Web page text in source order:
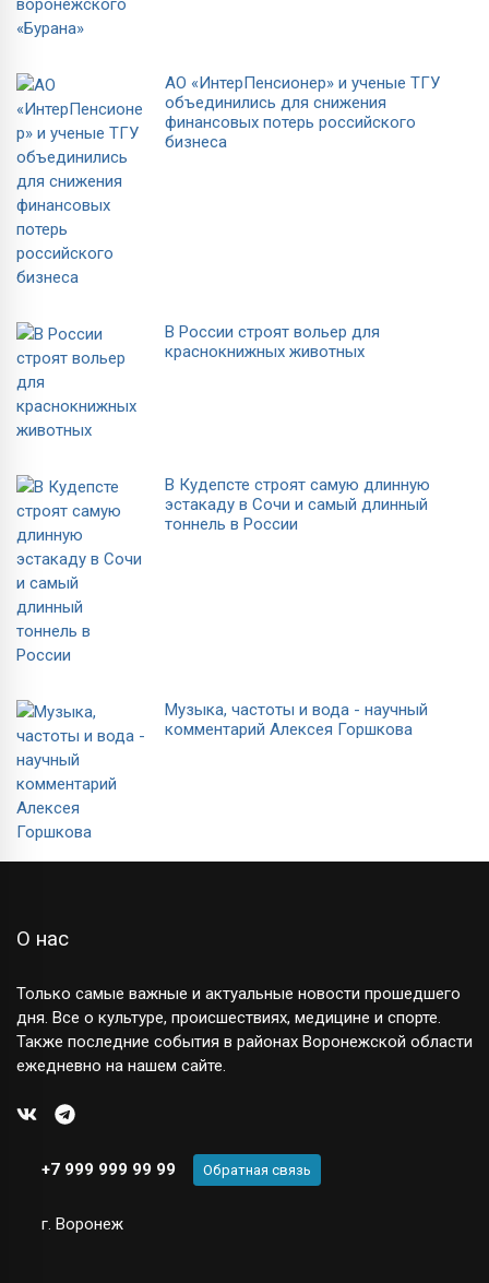
АО «ИнтерПенсионер» и ученые ТГУ
объединились для снижения
финансовых потерь российского
бизнеса
В России строят вольер для
краснокнижных животных
В Кудепсте строят самую длинную
эстакаду в Сочи и самый длинный
тоннель в России
Музыка, частоты и вода - научный
комментарий Алексея Горшкова
О нас
Только самые важные и актуальные новости прошедшего
дня. Все о культуре, происшествиях, медицине и спорте.
Также последние события в районах Воронежской области
ежедневно на нашем сайте.
+7 999 999 99 99 Обратная связь
г. Воронеж